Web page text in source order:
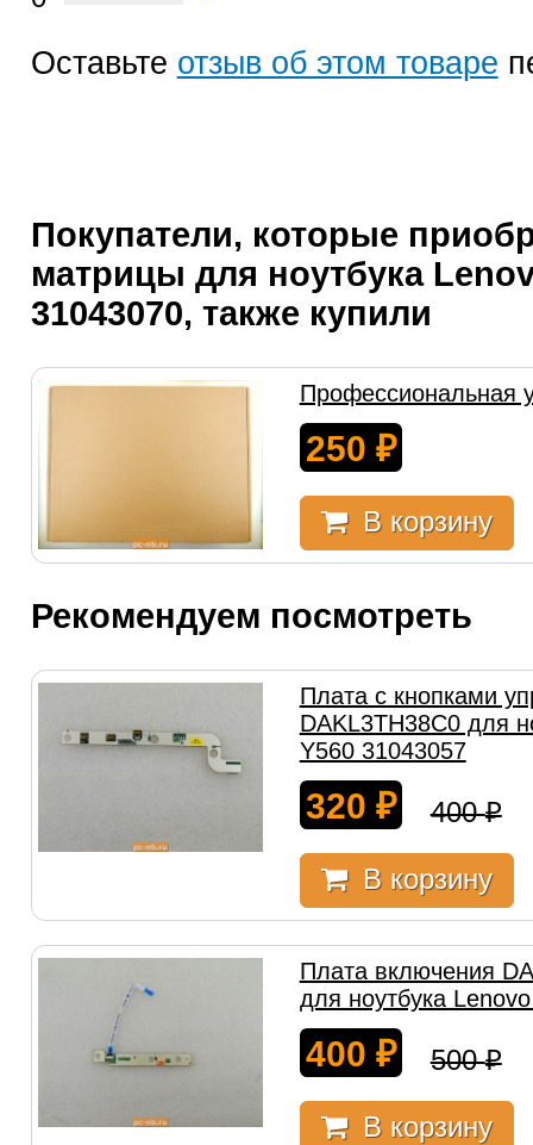
Оставьте отзыв об этом товаре
Покупатели, которые
матрицы для ноутбука
31043070, также купили
Профессиональная
250 ₽
В корзину
Рекомендуем посмотреть
Плата с кнопками
DAKL3TH38C0 для
Y560 31043057
320 ₽ 400₽
В корзину
Плата включения
для ноутбука
400 ₽ 500₽
В корзину